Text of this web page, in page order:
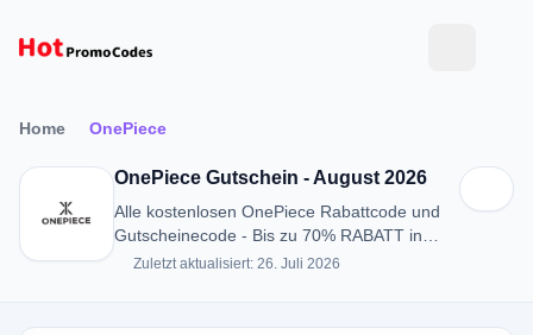
Home OnePiece
OnePiece Gutschein - August 2026
Alle kostenlosen OnePiece Rabattcode und
Gutscheinecode - Bis zu 70% RABATT in
August 2026
Zuletzt aktualisiert: 26. Juli 2026